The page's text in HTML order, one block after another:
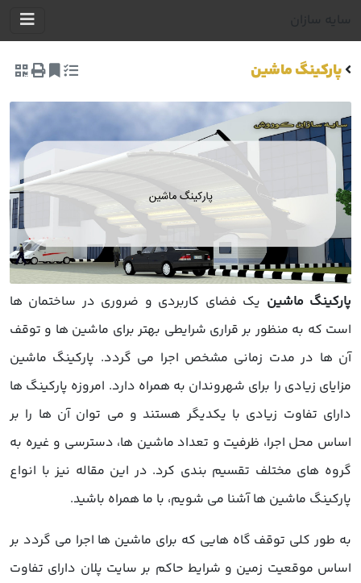
سایه سازان
پارکینگ ماشین
پارکینگ ماشین یک فضای کاربردی و ضروری در ساختمان ها
است که به منظور بر قراری شرایطی بهتر برای ماشین ها و توقف
آن ها در مدت زمانی مشخص اجرا می گردد. پارکینگ ماشین
مزایای زیادی را برای شهروندان به همراه دارد. امروزه پارکینگ ها
دارای تفاوت زیادی با یکدیگر هستند و می توان آن ها را بر
اساس محل اجرا، ظرفیت و تعداد ماشین ها، دسترسی و غیره به
گروه های مختلف تقسیم بندی کرد. در این مقاله نیز با انواع
پارکینگ ماشین ها آشنا می شویم، با ما همراه باشید.
به طور کلی توقف گاه هایی که برای ماشین ها اجرا می گردد بر
اساس موقعیت زمین و شرایط حاکم بر سایت پلان دارای تفاوت